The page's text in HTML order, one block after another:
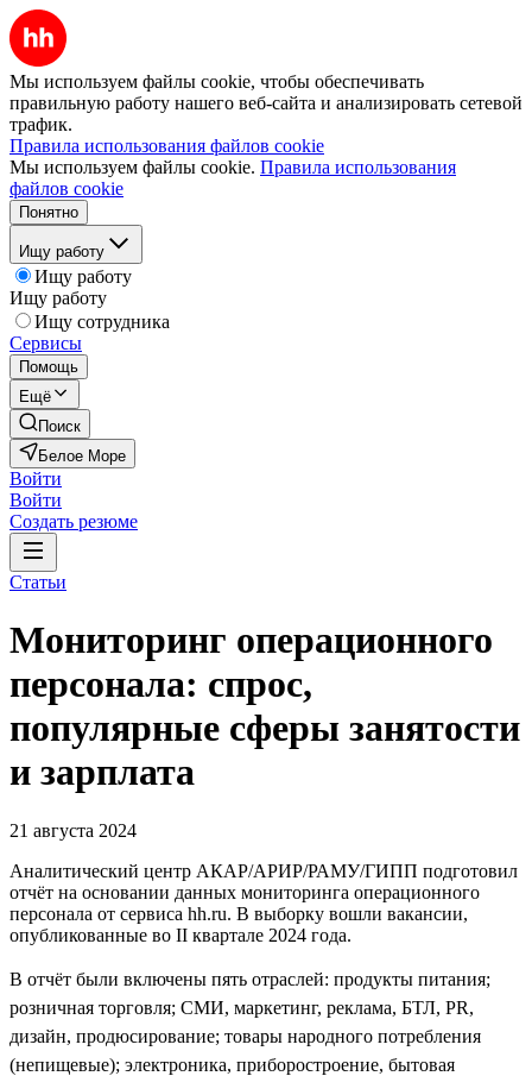
Мы используем файлы cookie, чтобы обеспечивать
правильную работу нашего веб-сайта и анализировать сетевой
трафик.
Правила использования файлов cookie
Мы используем файлы cookie. Правила использования
файлов cookie
Понятно
Ищу работу
Ищу работу
Ищу работу
Ищу сотрудника
Сервисы
Помощь
Ещё
Поиск
Белое Море
Войти
Войти
Создать резюме
Статьи
Мониторинг операционного
персонала: спрос,
популярные сферы занятости
и зарплата
21 августа 2024
Аналитический центр АКАР/АРИР/РАМУ/ГИПП подготовил
отчёт на основании данных мониторинга операционного
персонала от сервиса hh.ru. В выборку вошли вакансии,
опубликованные во II квартале 2024 года.
В отчёт были включены пять отраслей: продукты питания;
розничная торговля; СМИ, маркетинг, реклама, БТЛ, PR,
дизайн, продюсирование; товары народного потребления
(непищевые); электроника, приборостроение, бытовая